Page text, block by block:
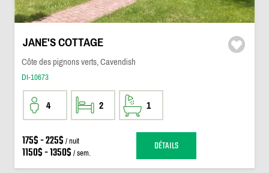
JANE'S COTTAGE
Côte des pignons verts, Cavendish
DI-10673
4 2 1
175$ - 225$ / nuit
1150$ - 1350$ / sem. DÉTAILS